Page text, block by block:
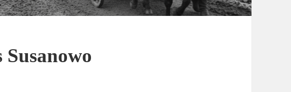
Susanowo